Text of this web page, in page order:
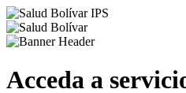
Acceda a